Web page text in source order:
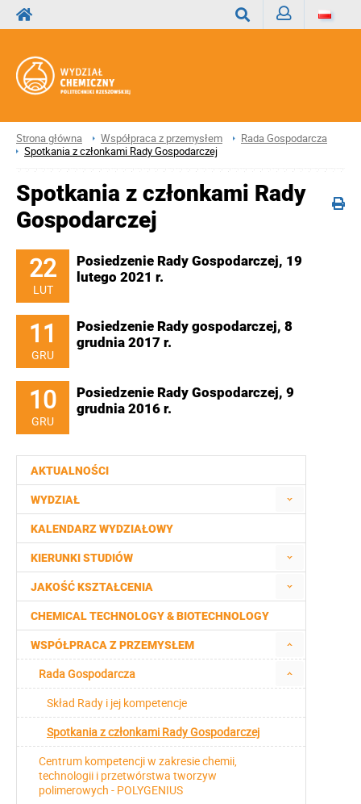
Strona główna Współpraca z przemysłem
Rada Gospodarcza
Spotkania z członkami Rady Gospodarczej
AKTUALNOŚCI
WYDZIAŁ
KALENDARZ WYDZIAŁOWY
KIERUNKI STUDIÓW
JAKOŚĆ KSZTAŁCENIA
CHEMICAL TECHNOLOGY & BIOTECHNOLOGY
WSPÓŁPRACA Z PRZEMYSŁEM
Rada Gospodarcza
Skład Rady i jej kompetencje
Spotkania z członkami Rady Gospodarczej
Centrum kompetencji w zakresie chemii,
technologii i przetwórstwa tworzyw
polimerowych - POLYGENIUS
Spotkania z członkami Rady
Gospodarczej
22
LUT
Posiedzenie Rady Gospodarczej, 19
lutego 2021 r.
11
GRU
Posiedzenie Rady gospodarczej, 8
grudnia 2017 r.
10
GRU
Posiedzenie Rady Gospodarczej, 9
grudnia 2016 r.